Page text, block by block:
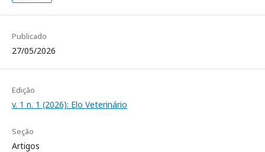
Publicado
27/05/2026
Edição
v. 1 n. 1 (2026): Elo Veterinário
Seção
Artigos